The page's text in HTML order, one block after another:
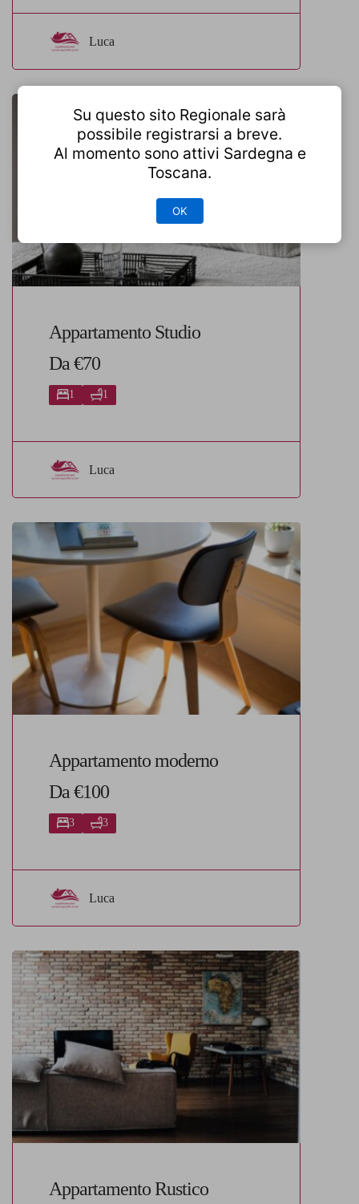
Luca
Appartamento Studio
Da €70
1 1
Luca
Appartamento moderno
Da €100
3 3
Luca
Appartamento Rustico
Su questo sito Regionale sarà
possibile registrarsi a breve.
Al momento sono attivi Sardegna e
Toscana.
OK